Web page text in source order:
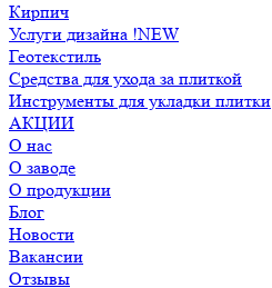
Кирпич
Услуги дизайна !NEW
Геотекстиль
Средства для ухода за плиткой
Инструменты для укладки плитки
АКЦИИ
О нас
О заводе
О продукции
Блог
Новости
Вакансии
Отзывы